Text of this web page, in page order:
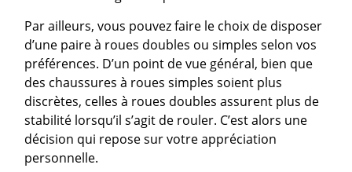
Par ailleurs, vous pouvez faire le choix de disposer
d’une paire à roues doubles ou simples selon vos
préférences. D’un point de vue général, bien que
des chaussures à roues simples soient plus
discrètes, celles à roues doubles assurent plus de
stabilité lorsqu’il s’agit de rouler. C’est alors une
décision qui repose sur votre appréciation
personnelle.